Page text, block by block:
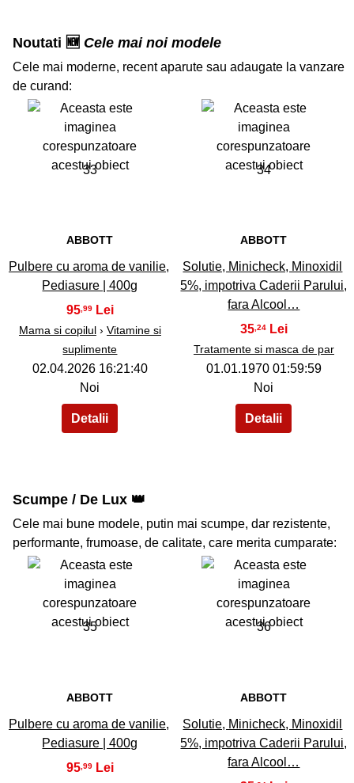
Noutati 🆕 Cele mai noi modele
Cele mai moderne, recent aparute sau adaugate la vanzare
de curand:
33
ABBOTT
Pulbere cu aroma de vanilie,
Pediasure | 400g
95,99
Mama si copilul› Vitamine si
suplimente
02.04.2026 16:21:40
Noi
34
ABBOTT
Solutie, Minicheck, Minoxidil
5%, impotriva Caderii Parului,
fara Alcool…
35,24
Tratamente si masca de par
01.01.1970 01:59:59
Noi
Scumpe / De Lux 👑
Cele mai bune modele, putin mai scumpe, dar rezistente,
performante, frumoase, de calitate, care merita cumparate:
35
ABBOTT
Pulbere cu aroma de vanilie,
Pediasure | 400g
95,99
36
ABBOTT
Solutie, Minicheck, Minoxidil
5%, impotriva Caderii Parului,
fara Alcool…